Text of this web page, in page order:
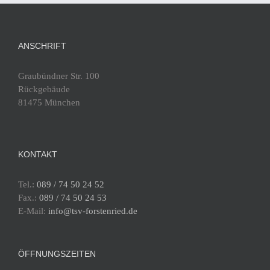
ANSCHRIFT
Graubündner Str. 100
Rückgebäude
81475 München
KONTAKT
Tel.: 089 / 74 50 24 52
Fax.: 089 / 74 50 24 53
E-Mail: info@tsv-forstenried.de
ÖFFNUNGSZEITEN